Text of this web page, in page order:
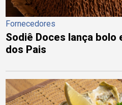
Fornecedores
Sodiê Doces lança bolo
dos Pais